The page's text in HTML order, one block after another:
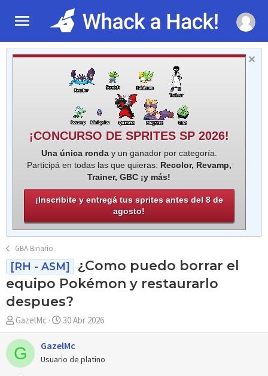
¡CONCURSO DE SPRITES SP 2026!
Una única ronday un ganador por categoría.
Participá en todas las que quieras: Recolor, Revamp,
Trainer, GBC ¡y más!
¡Inscribite y entregá tus sprites antes del 8 de
agosto!
GBA Binario
[RH - ASM]
¿Como puedo borrar el
equipo Pokémon y restaurarlo
despues?
A
u
t
o
r
GazelMc
F
e
c
h
30 Abr 2026
G GazelMc
Usuario de platino